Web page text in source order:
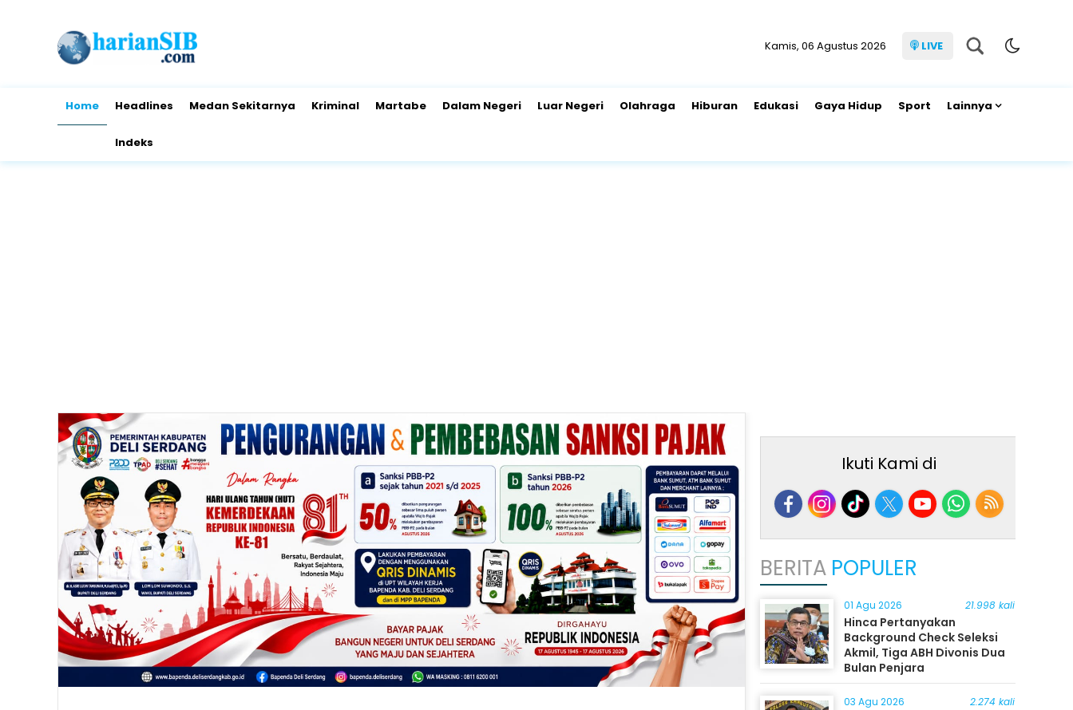
Kamis, 06 Agustus 2026 LIVE
Home Headlines Medan Sekitarnya Kriminal Martabe Dalam Negeri Luar Negeri Olahraga Hiburan Edukasi Gaya Hidup Sport Lainnya
Indeks
Ikuti Kami di
BERITA POPULER
01 Agu 2026 21.998 kali
Hinca Pertanyakan
Background Check Seleksi
Akmil, Tiga ABH Divonis Dua
Bulan Penjara
03 Agu 2026 2.274 kali